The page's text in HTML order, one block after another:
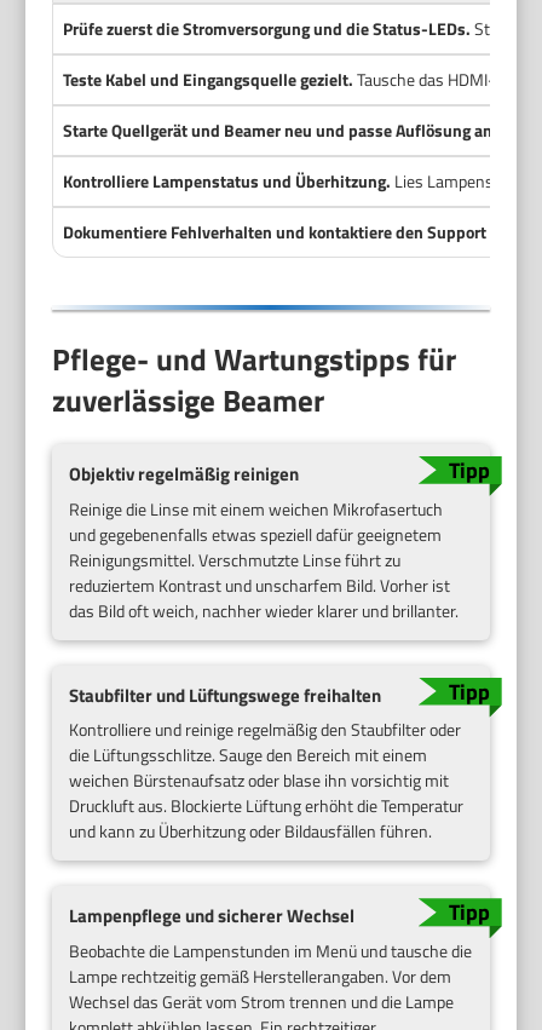
Prüfe zuerst die Stromversorgung und die Status-LEDs.Stelle
Teste Kabel und Eingangsquelle gezielt.Tausche das HDMI- oder
Starte Quellgerät und Beamer neu und passe Auflösung an.
Kontrolliere Lampenstatus und Überhitzung. Lies
Dokumentiere Fehlverhalten und kontaktiere den Support bei
Pflege- und Wartungstipps für
zuverlässige Beamer
Objektiv regelmäßig reinigen
Reinige die Linse mit einem weichen Mikrofasertuch
und gegebenenfalls etwas speziell dafür geeignetem
Reinigungsmittel. Verschmutzte Linse führt zu
reduziertem Kontrast und unscharfem Bild. Vorher ist
das Bild oft weich, nachher wieder klarer und brillanter.
Staubfilter und Lüftungswege freihalten
Kontrolliere und reinige regelmäßig den Staubfilter oder
die Lüftungsschlitze. Sauge den Bereich mit einem
weichen Bürstenaufsatz oder blase ihn vorsichtig mit
Druckluft aus. Blockierte Lüftung erhöht die Temperatur
und kann zu Überhitzung oder Bildausfällen führen.
Lampenpflege und sicherer Wechsel
Beobachte die Lampenstunden im Menü und tausche die
Lampe rechtzeitig gemäß Herstellerangaben. Vor dem
Wechsel das Gerät vom Strom trennen und die Lampe